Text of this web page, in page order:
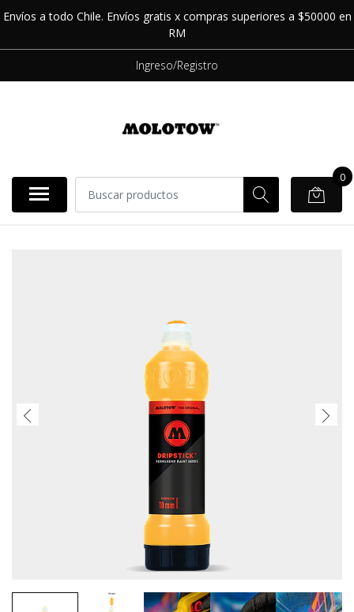
Envíos a todo Chile. Envíos gratis x compras superiores a $50000 en
RM
Ingreso/Registro
0